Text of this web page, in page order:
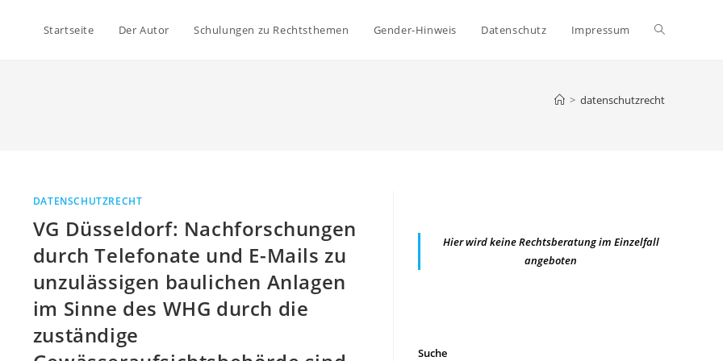
Startseite Der Autor Schulungen zu Rechtsthemen Gender-Hinweis Datenschutz Impressum Website-
> datenschutzrecht
DATENSCHUTZRECHT
VG Düsseldorf: Nachforschungen
durch Telefonate und E-Mails zu
unzulässigen baulichen Anlagen
im Sinne des WHG durch die
zuständige
Hier wird keine Rechtsberatung im Einzelfall
angeboten
Suche